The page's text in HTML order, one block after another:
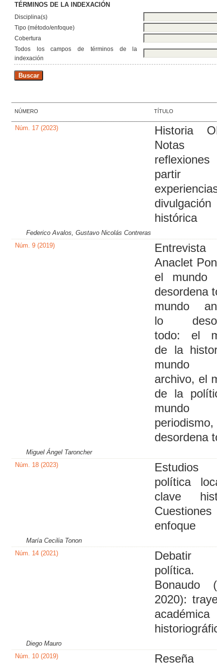
TÉRMINOS DE LA INDEXACIÓN
Disciplina(s)
Tipo (método/enfoque)
Cobertura
Todos los campos de términos de la
indexación
NÚMERO TÍTULO
Núm. 17 (2023)
Historia
partir
divulgación
histórica
Federico Avalos, Gustavo Nicolás Contreras
Núm. 9 (2019)
Anaclet
el mundo
desordena
mundo
lo
todo: el
de la
archivo, el
de la
desordena
Miguel Ángel Taroncher
Núm. 18 (2023)
política
clave
enfoque
María Cecilia Tonon
Núm. 14 (2021)
política.
Bonaudo
2020):
Diego Mauro
Núm. 10 (2019)